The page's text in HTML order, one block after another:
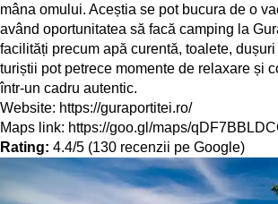
mâna omului. Aceștia se pot bucura de o
având oportunitatea să facă camping la
facilități precum apă curentă, toalete,
turiștii pot petrece momente de relaxare și
într-un cadru autentic.
Website: https://guraportitei.ro/
Maps link: https://goo.gl/maps/
Rating: 4.4/5 (130 recenzii pe Google)